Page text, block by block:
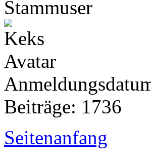
Stammuser
Beiträge: 1736
Seitenanfang